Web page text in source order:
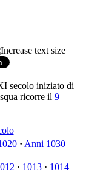
secolo iniziato di
ricorre il 9
· Anni 1030
· 1013· 1014